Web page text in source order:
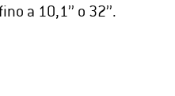
a 10,1’’ o 32’’.